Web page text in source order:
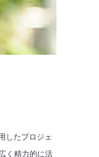
したプロジェ
く精力的に活